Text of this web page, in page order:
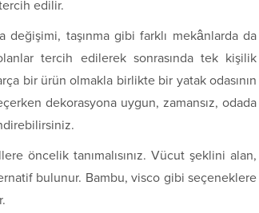
edilir.
değişimi, taşınma gibi farklı mekânlarda da
tercih edilerek sonrasında tek kişilik
bir ürün olmakla birlikte bir yatak odasının
dekorasyona uygun, zamansız, odada
öncelik tanımalısınız. Vücut şeklini alan,
bulunur. Bambu, visco gibi seçeneklere